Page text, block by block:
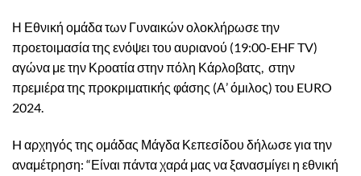
Η Εθνική ομάδα των Γυναικών ολοκλήρωσε την
προετοιμασία της ενόψει του αυριανού (19:00-EHF TV)
αγώνα με την Κροατία στην πόλη Κάρλοβατς, στην
πρεμιέρα της προκριματικής φάσης (Α’ όμιλος) του EURO
2024.
H αρχηγός της ομάδας Μάγδα Κεπεσίδου δήλωσε για την
αναμέτρηση: “Είναι πάντα χαρά μας να ξανασμίγει η εθνική